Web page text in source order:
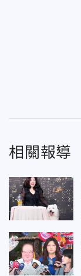
相關報導